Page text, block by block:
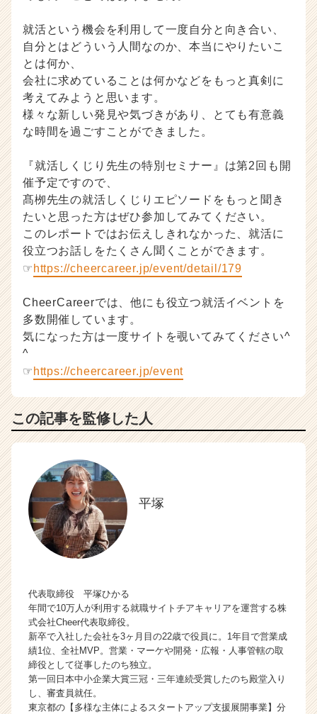
就活という機会を利用して一度自分と向き合い、
自分とはどういう人間なのか、本当にやりたいこ
とは何か、
会社に求めていることは何かなどをもっと真剣に
考えてみようと思います。
様々な新しい発見や気づきがあり、とても有意義
な時間を過ごすことができました。
『就活しくじり先生の特別セミナー』は第2回も開
催予定ですので、
髙栁先生の就活しくじりエピソードをもっと聞き
たいと思った方はぜひ参加してみてください。
このレポートではお伝えしきれなかった、就活に
役立つお話しをたくさん聞くことができます。
☞ https://cheercareer.jp/event/detail/179
CheerCareerでは、他にも役立つ就活イベントを
多数開催しています。
気になった方は一度サイトを覗いてみてください^
^
☞ https://cheercareer.jp/event
この記事を監修した人
平塚
代表取締役 平塚ひかる
年間で10万人が利用する就職サイトチアキャリアを運営する株
式会社Cheer代表取締役。
新卒で入社した会社を3ヶ月目の22歳で役員に。1年目で営業成
績1位、全社MVP。営業・マーケや開発・広報・人事管轄の取
締役として従事したのち独立。
第一回日本中小企業大賞三冠・三年連続受賞したのち殿堂入り
し、審査員就任。
東京都の【多様な主体によるスタートアップ支援展開事業】分